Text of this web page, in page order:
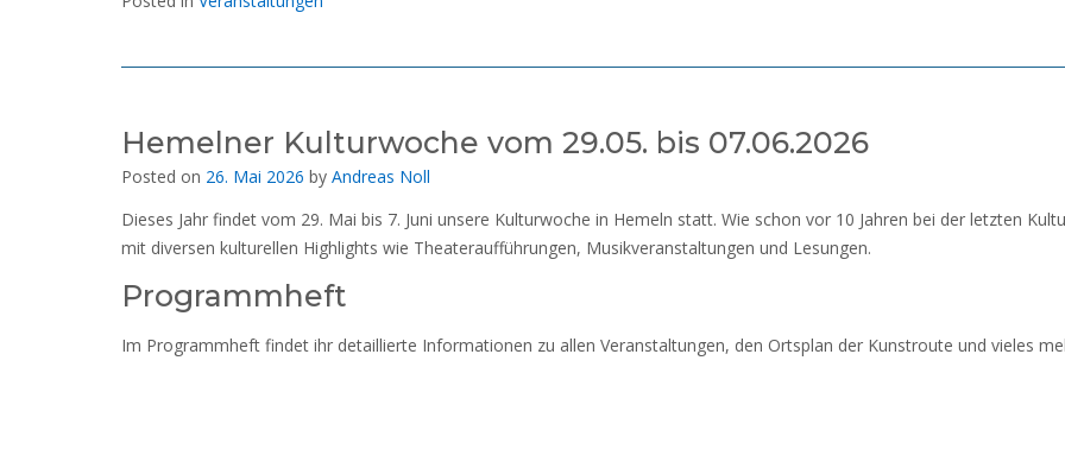
Hemelner Kulturwoche vom 29.05. bis 07.06.2026
Posted on 26. Mai 2026 by Andreas Noll
Dieses Jahr findet vom 29. Mai bis 7. Juni unsere Kulturwoche in Hemeln statt. Wie schon vor 10 Jahren bei der letzten
mit diversen kulturellen Highlights wie Theateraufführungen, Musikveranstaltungen und Lesungen.
Programmheft
Im Programmheft findet ihr detaillierte Informationen zu allen Veranstaltungen, den Ortsplan der Kunstroute und vieles